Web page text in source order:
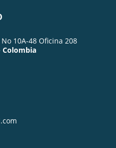
10A-48 Oficina 208
Colombia